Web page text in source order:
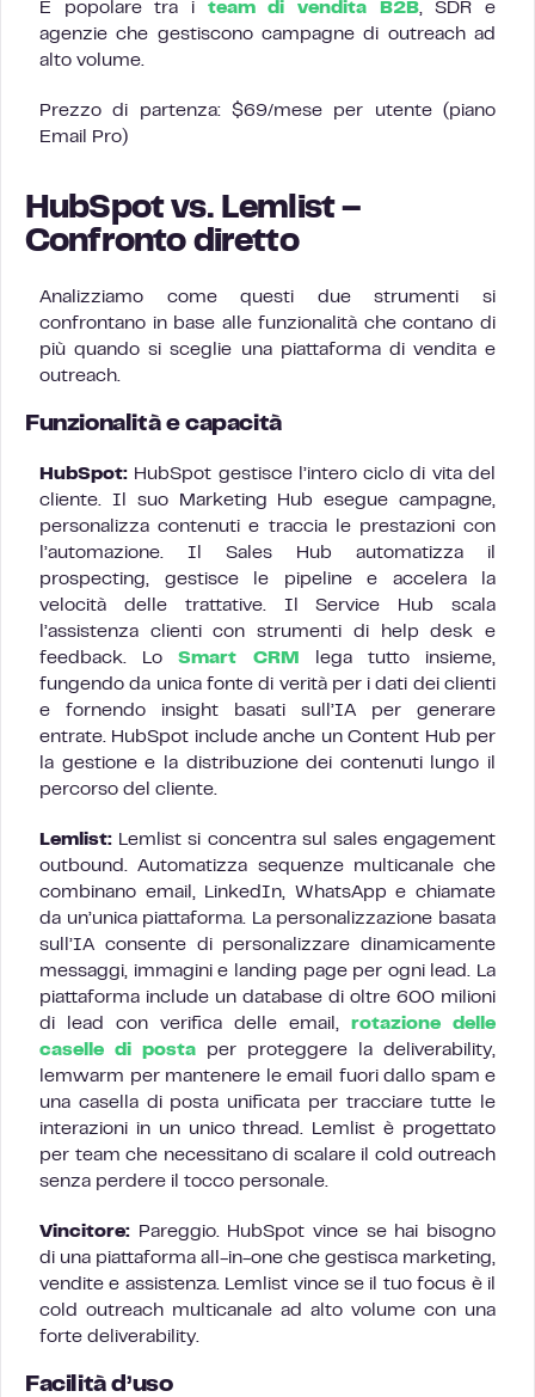
È popolare tra i team di vendita B2B, SDR e
agenzie che gestiscono campagne di outreach ad
alto volume.
Prezzo di partenza: $69/mese per utente (piano
Email Pro)
HubSpot vs. Lemlist –
Confronto diretto
Analizziamo come questi due strumenti si
confrontano in base alle funzionalità che contano di
più quando si sceglie una piattaforma di vendita e
outreach.
Funzionalità e capacità
HubSpot: HubSpot gestisce l’intero ciclo di vita del
cliente. Il suo Marketing Hub esegue campagne,
personalizza contenuti e traccia le prestazioni con
l’automazione. Il Sales Hub automatizza il
prospecting, gestisce le pipeline e accelera la
velocità delle trattative. Il Service Hub scala
l’assistenza clienti con strumenti di help desk e
feedback. LoSmart CRM
lega tutto insieme,
fungendo da unica fonte di verità per i dati dei clienti
e fornendo insight basati sull’IA per generare
entrate. HubSpot include anche un Content Hub per
la gestione e la distribuzione dei contenuti lungo il
percorso del cliente.
Lemlist: Lemlist si concentra sul sales engagement
outbound. Automatizza sequenze multicanale che
combinano email, LinkedIn, WhatsApp e chiamate
da un’unica piattaforma. La personalizzazione basata
sull’IA consente di personalizzare dinamicamente
messaggi, immagini e landing page per ogni lead. La
piattaforma include un database di oltre 600 milioni
di lead con verifica delle email, rotazione delle
caselle di posta per proteggere la deliverability,
lemwarm per mantenere le email fuori dallo spam e
una casella di posta unificata per tracciare tutte le
interazioni in un unico thread. Lemlist è progettato
per team che necessitano di scalare il cold outreach
senza perdere il tocco personale.
Vincitore: Pareggio. HubSpot vince se hai bisogno
di una piattaforma all-in-one che gestisca marketing,
vendite e assistenza. Lemlist vince se il tuo focus è il
cold outreach multicanale ad alto volume con una
forte deliverability.
Facilità d’uso